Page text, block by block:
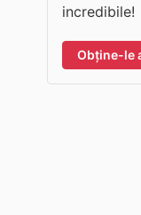
incredibile!
Obține-le